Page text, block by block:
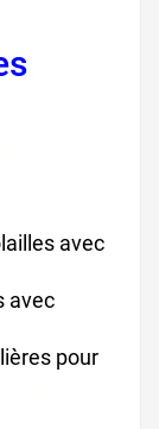
avec
avec
pour